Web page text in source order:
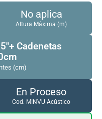
No aplica
Altura Máxima (m)
Cadenetas
(cm)
En Proceso
Cod. MINVU Acústico